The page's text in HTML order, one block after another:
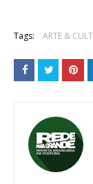
Tags: ARTE &